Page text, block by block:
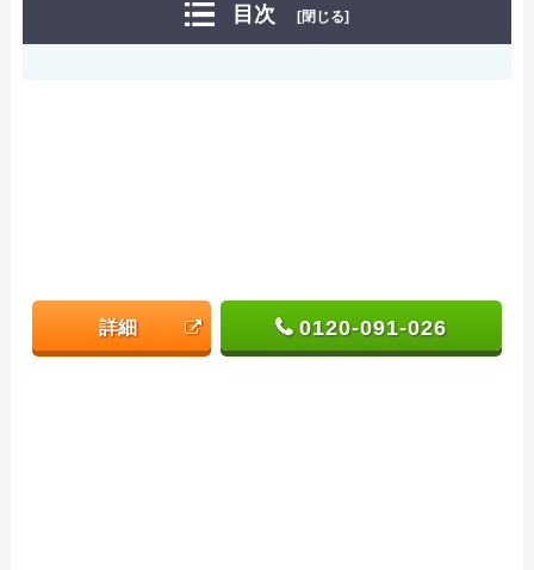
目次 [閉じる]
詳細 0120-091-026